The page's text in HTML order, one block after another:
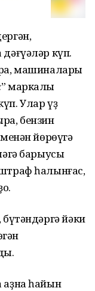
күп.
машиналары
маркалы
Улар үҙ
бензин
йөрөүгә
барыусы
һалынғас,
йәки
һайын